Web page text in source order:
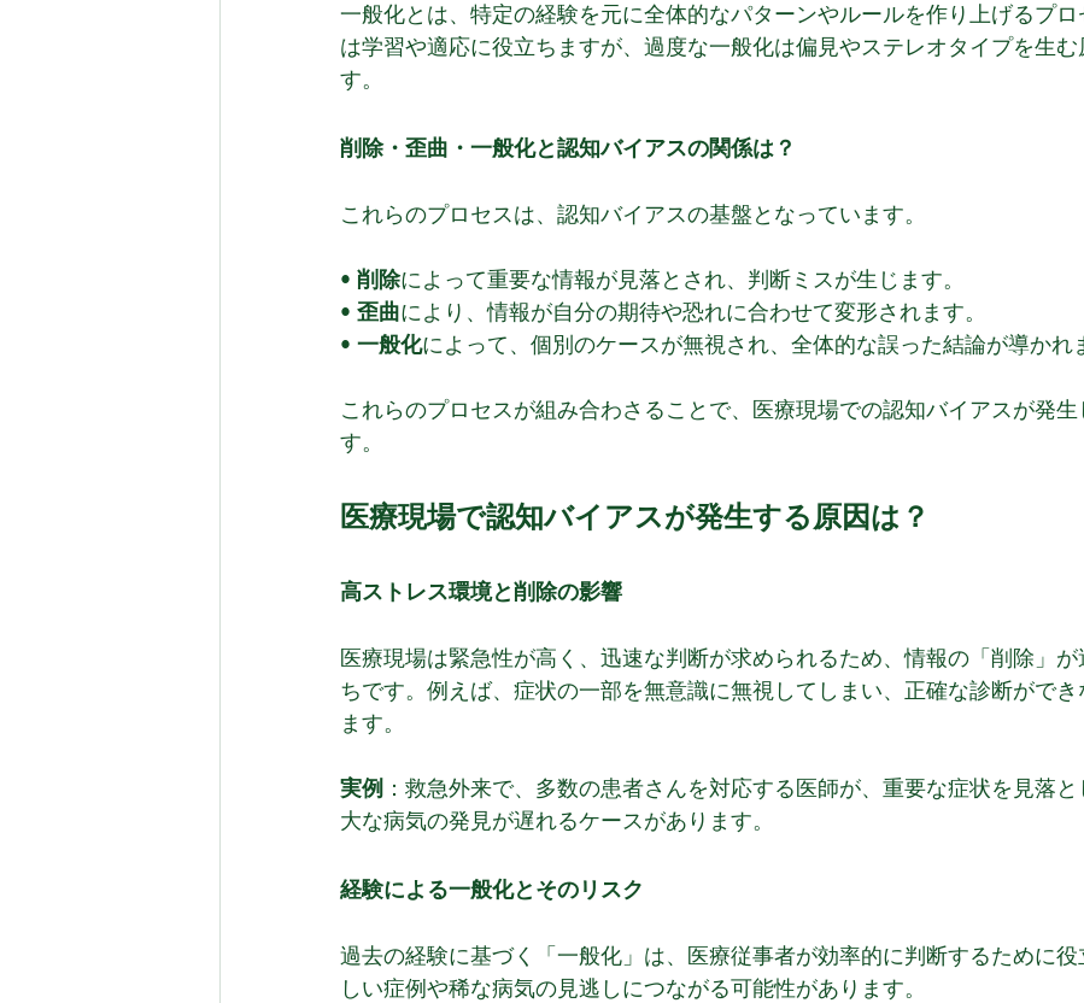
一般化とは、特定の経験を元に全体的なパターンやルールを作り上げるプ
は学習や適応に役立ちますが、過度な一般化は偏見やステレオタイプを生む
す。
削除・歪曲・一般化と認知バイアスの関係は？
これらのプロセスは、認知バイアスの基盤となっています。
• 削除によって重要な情報が見落とされ、判断ミスが生じます。
• 歪曲により、情報が自分の期待や恐れに合わせて変形されます。
• 一般化によって、個別のケースが無視され、全体的な誤った結論が導かれ
これらのプロセスが組み合わさることで、医療現場での認知バイアスが発生
す。
医療現場で認知バイアスが発生する原因は？
高ストレス環境と削除の影響
医療現場は緊急性が高く、迅速な判断が求められるため、情報の「削除」
ちです。例えば、症状の一部を無意識に無視してしまい、正確な診断ができ
ます。
実例 ：救急外来で、多数の患者さんを対応する医師が、重要な症状を見落
大な病気の発見が遅れるケースがあります。
経験による一般化とそのリスク
過去の経験に基づく「一般化」は、医療従事者が効率的に判断するために
しい症例や稀な病気の見逃しにつながる可能性があります。